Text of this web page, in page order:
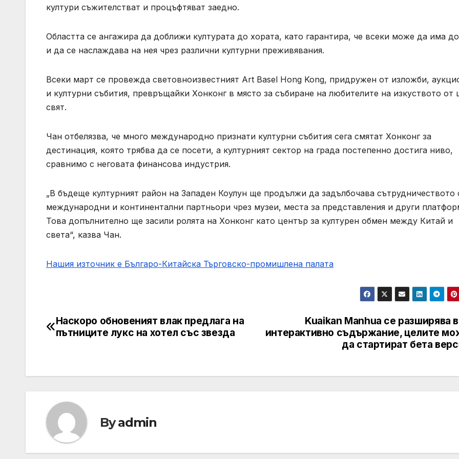
култури съжителстват и процъфтяват заедно.
Областта се ангажира да доближи културата до хората, като гарантира, че всеки може да има
и да се наслаждава на нея чрез различни културни преживявания.
Всеки март се провежда световноизвестният Art Basel Hong Kong, придружен от изложби,
и културни събития, превръщайки Хонконг в място за събиране на любителите на изкуството от
свят.
Чан отбелязва, че много международно признати културни събития сега смятат Хонконг за
дестинация, която трябва да се посети, а културният сектор на града постепенно достига ниво,
сравнимо с неговата финансова индустрия.
„В бъдеще културният район на Западен Коулун ще продължи да задълбочава сътрудничеството
международни и континентални партньори чрез музеи, места за представления и други
Това допълнително ще засили ролята на Хонконг като център за културен обмен между Китай и
света“, казва Чан.
Нашия източник е Българо-Китайска Търговско-промишлена палaта
Post
Kuaikan Manhua се разширява
интерактивно съдържание, целите
да стартират бета
Наскоро обновеният влак предлага на
пътниците лукс на хотел със звезда
Byadmin